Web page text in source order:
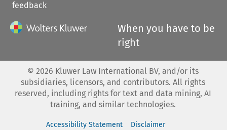
feedback
When you have to be
right
© 2026 Kluwer Law International BV, and/or its
subsidiaries, licensors, and contributors. All rights
reserved, including rights for text and data mining, AI
training, and similar technologies.
Accessibility Statement
Disclaimer